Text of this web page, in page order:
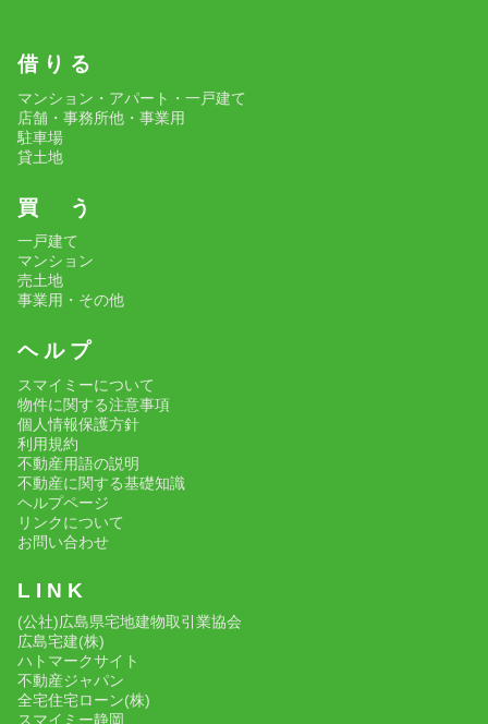
借 り る
マンション・アパート・一戸建て
店舗・事務所他・事業用
駐車場
貸土地
買 う
一戸建て
マンション
売土地
事業用・その他
ヘ ル プ
スマイミーについて
物件に関する注意事項
個人情報保護方針
利用規約
不動産用語の説明
不動産に関する基礎知識
ヘルプページ
リンクについて
お問い合わせ
L I N K
(公社)広島県宅地建物取引業協会
広島宅建(株)
ハトマークサイト
不動産ジャパン
全宅住宅ローン(株)
スマイミー静岡